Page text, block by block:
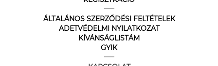
ÁLTALÁNOS SZERZŐDÉSI FELTÉTELEK
ADETVÉDELMI NYILATKOZAT
KÍVÁNSÁGLISTÁM
GYIK